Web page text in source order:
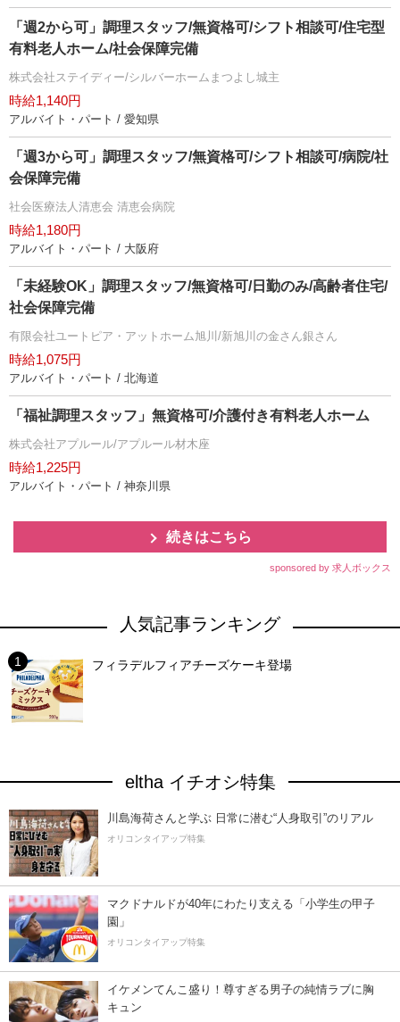
「週2から可」調理スタッフ/無資格可/シフト相談可/住宅型
有料老人ホーム/社会保障完備
株式会社ステイディー/シルバーホームまつよし城主
時給1,140円
アルバイト・パート / 愛知県
「週3から可」調理スタッフ/無資格可/シフト相談可/病院/社
会保障完備
社会医療法人清恵会 清恵会病院
時給1,180円
アルバイト・パート / 大阪府
「未経験OK」調理スタッフ/無資格可/日勤のみ/高齢者住宅/
社会保障完備
有限会社ユートピア・アットホーム旭川/新旭川の金さん銀さん
時給1,075円
アルバイト・パート / 北海道
「福祉調理スタッフ」無資格可/介護付き有料老人ホーム
株式会社アプルール/アプルール材木座
時給1,225円
アルバイト・パート / 神奈川県
続きはこちら
sponsored by 求人ボックス
人気記事ランキング
フィラデルフィアチーズケーキ登場
eltha イチオシ特集
川島海荷さんと学ぶ 日常に潜む“人身取引”のリアル
オリコンタイアップ特集
マクドナルドが40年にわたり支える「小学生の甲子
園」
オリコンタイアップ特集
イケメンてんこ盛り！尊すぎる男子の純情ラブに胸
キュン